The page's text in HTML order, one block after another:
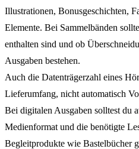
Illustrationen, Bonusgeschichten,
Elemente. Bei Sammelbänden
enthalten sind und ob
Ausgaben bestehen.
Auch die Datenträgerzahl eines
Lieferumfang, nicht automatisch
Bei digitalen Ausgaben solltest du
Medienformat und die benötigte
Begleitprodukte wie Bastelbücher